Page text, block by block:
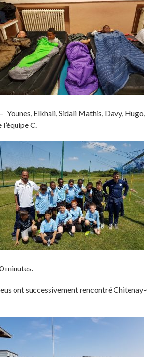
Younes, Elkhali, Sidali Mathis, Davy,
C.
minutes.
ont successivement rencontré